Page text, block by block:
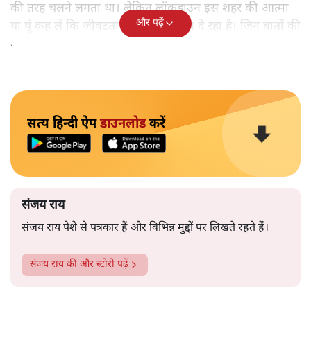
की तरह चलने लगता था। लेकिन लॉकडाउन इस शहर की आत्मा
या यूं कह लें कि जीवटता को बड़े गहरे घाव दे रहा है। जिन बातों की
कभी कल्पना तक नहीं की थी, वे बातें भी हो रही हैं।
और पढ़ें
सत्य हिन्दी ऐपडाउनलोडकरें
संजय राय
संजय राय पेशे से पत्रकार हैं और विभिन्न मुद्दों पर लिखते रहते हैं।
संजय रायकी और स्टोरी पढ़ें